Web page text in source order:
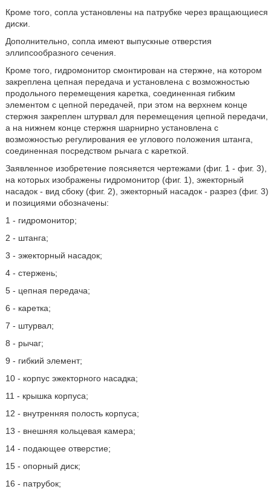
Кроме того, сопла установлены на патрубке через вращающиеся
диски.
Дополнительно, сопла имеют выпускные отверстия
эллипсообразного сечения.
Кроме того, гидромонитор смонтирован на стержне, на котором
закреплена цепная передача и установлена с возможностью
продольного перемещения каретка, соединенная гибким
элементом с цепной передачей, при этом на верхнем конце
стержня закреплен штурвал для перемещения цепной передачи,
а на нижнем конце стержня шарнирно установлена с
возможностью регулирования ее углового положения штанга,
соединенная посредством рычага с кареткой.
Заявленное изобретение поясняется чертежами (фиг. 1 - фиг. 3),
на которых изображены гидромонитор (фиг. 1), эжекторный
насадок - вид сбоку (фиг. 2), эжекторный насадок - разрез (фиг. 3)
и позициями обозначены:
1 - гидромонитор;
2 - штанга;
3 - эжекторный насадок;
4 - стержень;
5 - цепная передача;
6 - каретка;
7 - штурвал;
8 - рычаг;
9 - гибкий элемент;
10 - корпус эжекторного насадка;
11 - крышка корпуса;
12 - внутренняя полость корпуса;
13 - внешняя кольцевая камера;
14 - подающее отверстие;
15 - опорный диск;
16 - патрубок;